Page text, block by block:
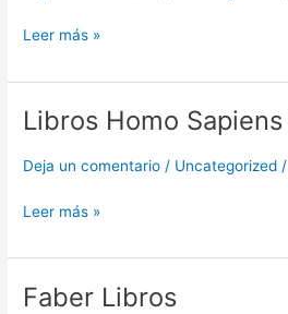
Leer más »
Libros Homo Sapiens
Deja un comentario / Uncategorized /
Libros
Sapiens
Leer más »
Faber Libros
Faber